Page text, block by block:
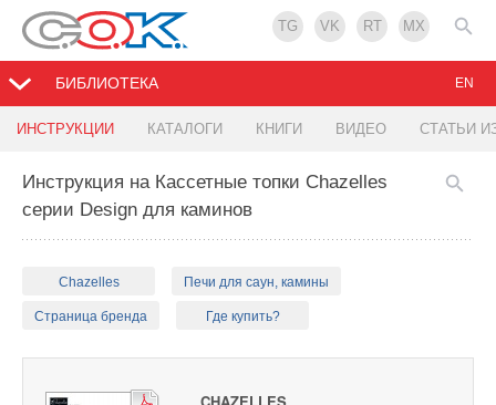
TG VK RT MX
БИБЛИОТЕКА
ИНСТРУКЦИИ КАТАЛОГИ КНИГИ ВИДЕО СТАТЬИ
EN
Инструкция на Кассетные топки Chazelles
серии Design для каминов
Chazelles Печи для саун, камины
Страница бренда Где купить?